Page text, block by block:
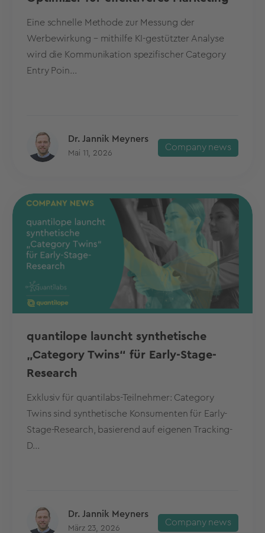
Eine schnelle Methode zur Messung der
Werbewirkung – mithilfe KI-gestützter Analyse
wird die Kommunikation spezifischer Category
Entry Poin...
Dr. Jannik Meyners
Mai 11, 2026
Company news
quantilope launcht synthetische
„Category Twins“ für Early-Stage-
Research
Exklusiv für quantilabs-Teilnehmer: Category
Twins sind synthetische Konsumenten für Early-
Stage-Research, basierend auf eigenen Tracking-
D...
Dr. Jannik Meyners
März 23, 2026
Company news